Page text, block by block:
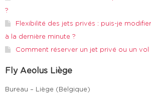
?
Flexibilité des jets privés : puis-je
à la dernière minute ?
Comment réserver un jet privé ou un vol
Fly Aeolus Liège
Bureau – Liège (Belgique)